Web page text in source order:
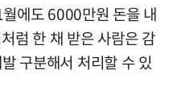
에도 6000만원 돈을 내
럼 한 채 받은 사람은 감
구분해서 처리할 수 있